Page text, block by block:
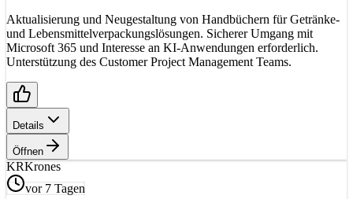
Aktualisierung und Neugestaltung von Handbüchern für Getränke-
und Lebensmittelverpackungslösungen. Sicherer Umgang mit
Microsoft 365 und Interesse an KI-Anwendungen erforderlich.
Unterstützung des Customer Project Management Teams.
Details
Öffnen
KRKrones
vor 7 Tagen